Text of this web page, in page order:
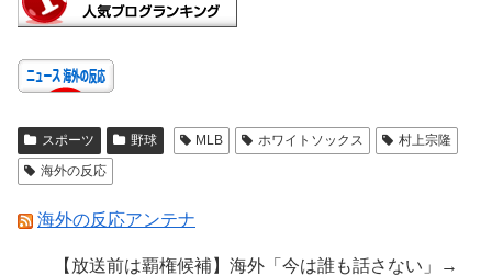
スポーツ 野球 MLB ホワイトソックス
村上宗隆
海外の反応
海外の反応アンテナ
【放送前は覇権候補】海外「今は誰も話さない」→